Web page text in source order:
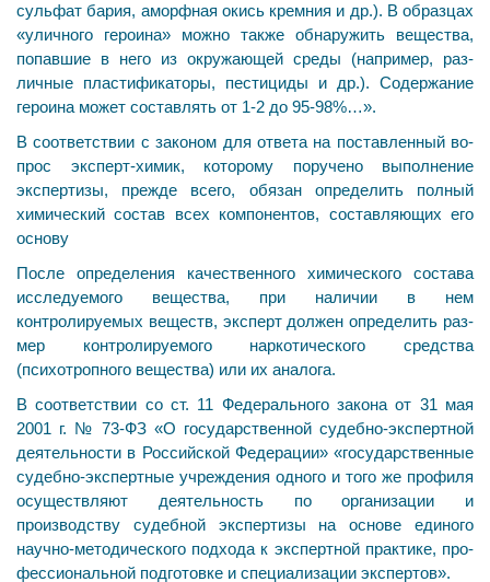
сульфат бария, аморфная окись кремния и др.). В образцах
«уличного героина» можно также обнаружить вещества,
попавшие в него из окружающей среды (например, раз­
личные пластификаторы, пестициды и др.). Содержание
героина может составлять от 1-2 до 95-98%…».
В соответствии с законом для ответа на поставленный во­
прос эксперт-химик, которому поручено выполнение
экспертизы, прежде всего, обязан определить полный
химиче­ский состав всех компонентов, составляющих его
основу
После определения качественного химического со­става
исследуемого вещества, при наличии в нем
контролируемых веществ, эксперт должен определить раз­
мер контролируемого наркотического средства
(психотропного вещества) или их аналога.
В соответствии со ст. 11 Федерального закона от 31 мая
2001 г. № 73-ФЗ «О государственной судебно-экспертной
деятельности в Российской Федерации» «государствен­ные
судебно-экспертные учреждения одного и того же профиля
осуществляют деятельность по организации и
производству судебной экспертизы на основе единого
научно-методического подхода к экспертной практике, про­
фессиональной подготовке и специализации экспертов».